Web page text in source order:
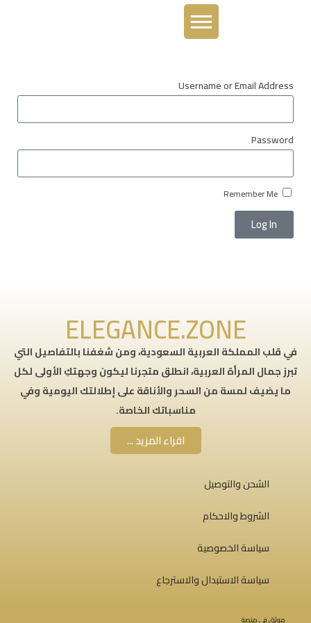
Username or Email Address
Password
Log In
ELEGANCE.ZONE
في قلب المملكة العربية السعودية، ومن شغفنا بالتفاصيل التي
تبرز جمال المرأة العربية، انطلق متجرنا ليكون وجهتكِ الأولى لكل
ما يضيف لمسة من السحر والأناقة على إطلالتك اليومية وفي
مناسباتك الخاصة.
اقراء المزيد ...
الشحن والتوصيل
الشروط والاحكام
سياسة الخصوصية
سياسة الاستبدال والاسترجاع
موثق في منصة